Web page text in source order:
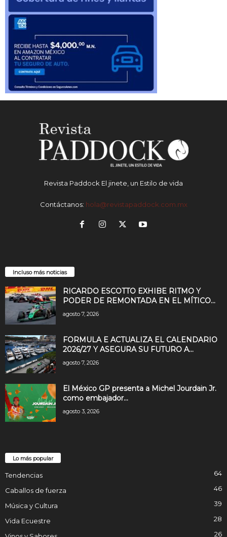
Revista Paddock El jinete, un Estilo de vida
Contáctanos: hola@revistapaddock.com.mx
Incluso más noticias
RICARDO ESCOTTO EXHIBE RITMO Y
PODER DE REMONTADA EN EL MÍTICO...
agosto 7, 2026
FORMULA E ACTUALIZA EL CALENDARIO
2026/27 Y ASEGURA SU FUTURO A...
agosto 7, 2026
El México GP presenta a Michel Jourdain Jr.
como embajador...
agosto 3, 2026
Lo más popular
Tendencias 64
Caballos de fuerza 46
Música y Cultura 39
Vida Ecuestre 28
26